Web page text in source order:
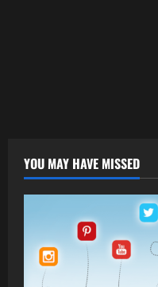
YOU MAY HAVE MISSED